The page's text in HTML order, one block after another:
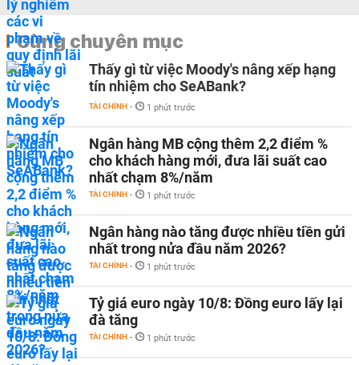
Cùng chuyên mục
Thấy gì từ việc Moody's nâng xếp hạng
tín nhiệm cho SeABank?
TÀI CHÍNH - 1 phút trước
Ngân hàng MB cộng thêm 2,2 điểm %
cho khách hàng mới, đưa lãi suất cao
nhất chạm 8%/năm
TÀI CHÍNH - 1 phút trước
Ngân hàng nào tăng được nhiều tiền gửi
nhất trong nửa đầu năm 2026?
TÀI CHÍNH - 1 phút trước
Tỷ giá euro ngày 10/8: Đồng euro lấy lại
đà tăng
TÀI CHÍNH - 1 phút trước